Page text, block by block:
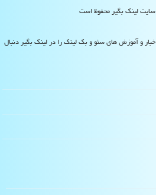
و آموزش های سئو و بک لینک را در لینک بگیر دنبال